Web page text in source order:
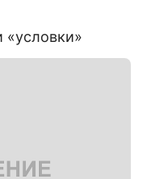
«условки»